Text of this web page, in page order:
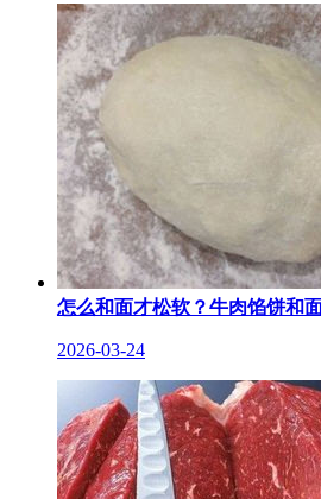
怎么和面才松软？牛肉馅饼和
2026-03-24